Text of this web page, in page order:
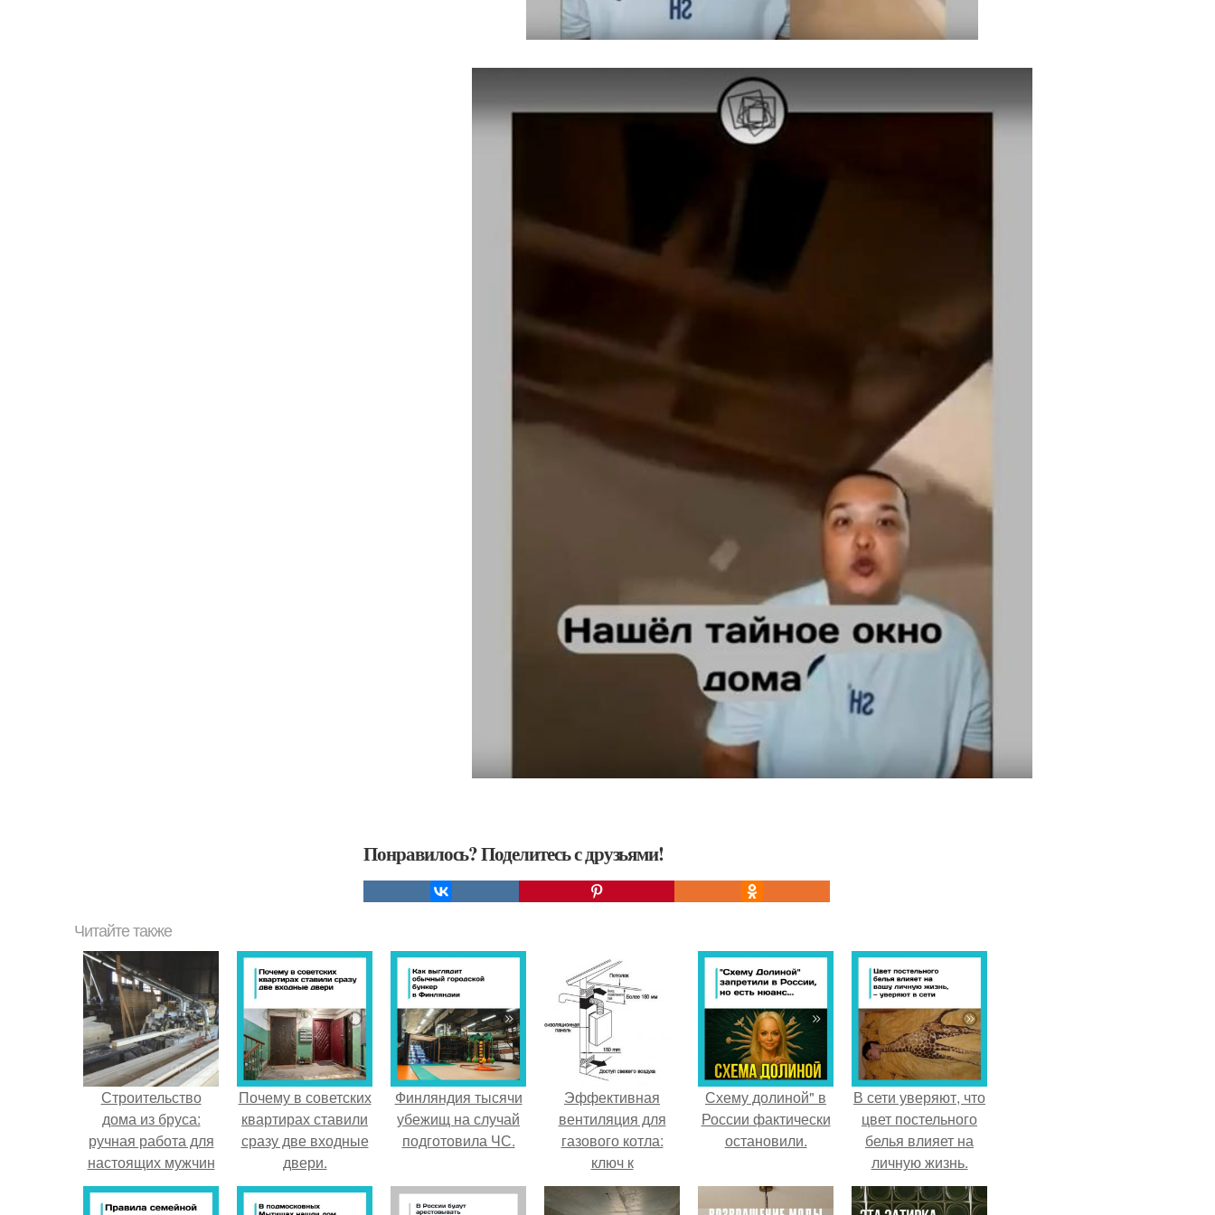
Понравилось? Поделитесь с друзьями!
Читайте также
Строительство
дома из бруса:
ручная работа для
настоящих мужчин
Почему в советских
квартирах ставили
сразу две входные
двери.
Финляндия тысячи
убежищ на случай
подготовила ЧС.
Эффективная
вентиляция для
газового котла:
ключ к
безопасности и
экономичности
Схему долиной" в
России фактически
остановили.
В сети уверяют, что
цвет постельного
белья влияет на
личную жизнь.